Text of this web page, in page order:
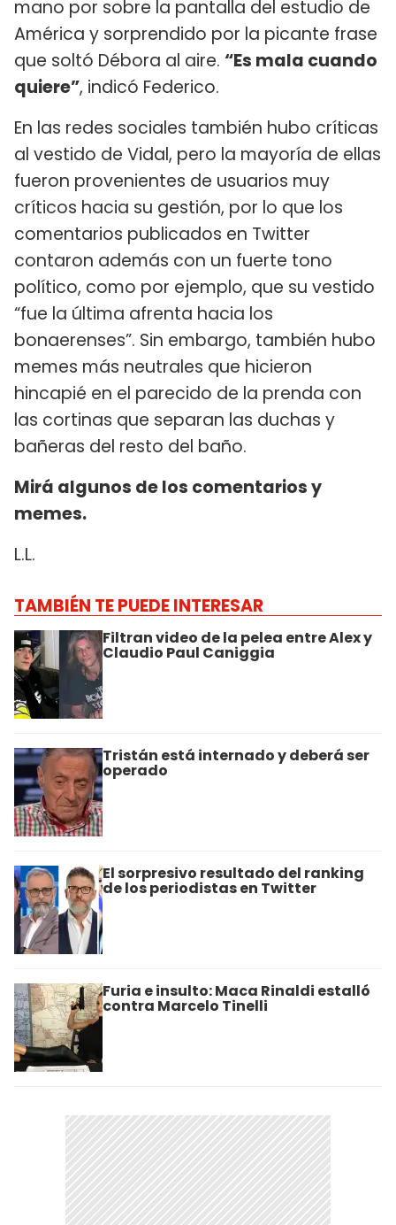
mano por sobre la pantalla del estudio de
América y sorprendido por la picante frase
que soltó Débora al aire. “Es mala cuando
quiere”, indicó Federico.
En las redes sociales también hubo críticas
al vestido de Vidal, pero la mayoría de ellas
fueron provenientes de usuarios muy
críticos hacia su gestión, por lo que los
comentarios publicados en Twitter
contaron además con un fuerte tono
político, como por ejemplo, que su vestido
“fue la última afrenta hacia los
bonaerenses”. Sin embargo, también hubo
memes más neutrales que hicieron
hincapié en el parecido de la prenda con
las cortinas que separan las duchas y
bañeras del resto del baño.
Mirá algunos de los comentarios y
memes.
L.L.
TAMBIÉN TE PUEDE INTERESAR
Filtran video de la pelea entre Alex y
Claudio Paul Caniggia
Tristán está internado y deberá ser
operado
El sorpresivo resultado del ranking
de los periodistas en Twitter
Furia e insulto: Maca Rinaldi estalló
contra Marcelo Tinelli